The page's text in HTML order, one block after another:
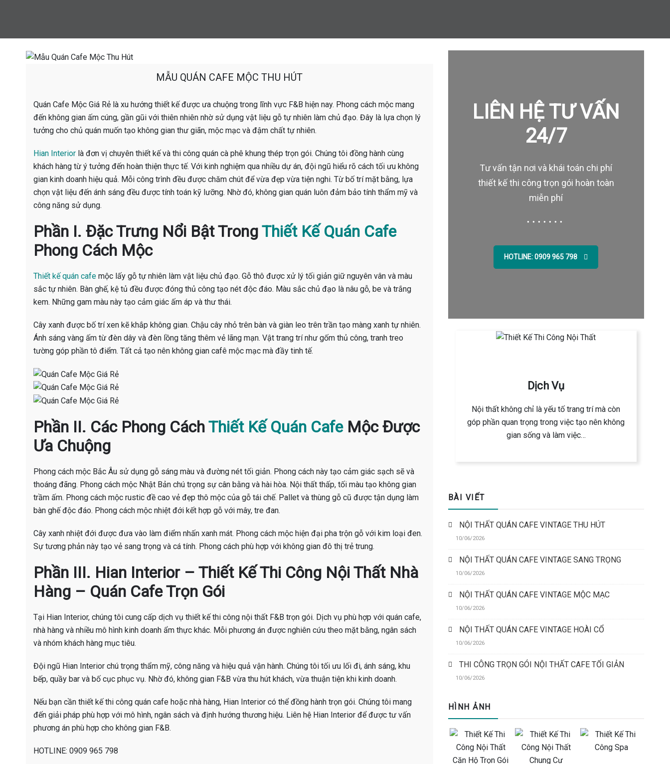
MẪU QUÁN CAFE MỘC THU HÚT
Quán Cafe Mộc Giá Rẻ là xu hướng thiết kế được ưa chuộng trong lĩnh vực F&B hiện nay. Phong cách mộc mang
đến không gian ấm cúng, gần gũi với thiên nhiên nhờ sử dụng vật liệu gỗ tự nhiên làm chủ đạo. Đây là lựa chọn lý
tưởng cho chủ quán muốn tạo không gian thư giãn, mộc mạc và đậm chất tự nhiên.
Hian Interior là đơn vị chuyên thiết kế và thi công quán cà phê khung thép trọn gói. Chúng tôi đồng hành cùng
khách hàng từ ý tưởng đến hoàn thiện thực tế. Với kinh nghiệm qua nhiều dự án, đội ngũ hiểu rõ cách tối ưu không
gian kinh doanh hiệu quả. Mỗi công trình đều được chăm chút để vừa đẹp vừa tiện nghi. Từ bố trí mặt bằng, lựa
chọn vật liệu đến ánh sáng đều được tính toán kỹ lưỡng. Nhờ đó, không gian quán luôn đảm bảo tính thẩm mỹ và
công năng sử dụng.
Phần I. Đặc Trưng Nổi Bật TrongThiết Kế Quán Cafe
Phong Cách Mộc
Thiết kế quán cafe mộc lấy gỗ tự nhiên làm vật liệu chủ đạo. Gỗ thô được xử lý tối giản giữ nguyên vân và màu
sắc tự nhiên. Bàn ghế, kệ tủ đều được đóng thủ công tạo nét độc đáo. Màu sắc chủ đạo là nâu gỗ, be và trắng
kem. Những gam màu này tạo cảm giác ấm áp và thư thái.
Cây xanh được bố trí xen kẽ khắp không gian. Chậu cây nhỏ trên bàn và giàn leo trên trần tạo màng xanh tự nhiên.
Ánh sáng vàng ấm từ đèn dây và đèn lồng tăng thêm vẻ lãng mạn. Vật trang trí như gốm thủ công, tranh treo
tường góp phần tô điểm. Tất cả tạo nên không gian cafê mộc mạc mà đầy tinh tế.
Phần II. Các Phong CáchThiết Kế Quán CafeMộc Được
Ưa Chuộng
Phong cách mộc Bắc Âu sử dụng gỗ sáng màu và đường nét tối giản. Phong cách này tạo cảm giác sạch sẽ và
thoáng đãng. Phong cách mộc Nhật Bản chú trọng sự cân bằng và hài hòa. Nội thất thấp, tối màu tạo không gian
trầm ấm. Phong cách mộc rustic đề cao vẻ đẹp thô mộc của gỗ tái chế. Pallet và thùng gỗ cũ được tận dụng làm
bàn ghế độc đáo. Phong cách mộc nhiệt đới kết hợp gỗ với mây, tre đan.
Cây xanh nhiệt đới được đưa vào làm điểm nhấn xanh mát. Phong cách mộc hiện đại pha trộn gỗ với kim loại đen.
Sự tương phản này tạo vẻ sang trọng và cá tính. Phong cách phù hợp với không gian đô thị trẻ trung.
Phần III. Hian Interior – Thiết Kế Thi Công Nội Thất Nhà
Hàng – Quán Cafe Trọn Gói
Tại Hian Interior, chúng tôi cung cấp dịch vụ thiết kế thi công nội thất F&B trọn gói. Dịch vụ phù hợp với quán cafe,
nhà hàng và nhiều mô hình kinh doanh ẩm thực khác. Mỗi phương án được nghiên cứu theo mặt bằng, ngân sách
và nhóm khách hàng mục tiêu.
Đội ngũ Hian Interior chú trọng thẩm mỹ, công năng và hiệu quả vận hành. Chúng tôi tối ưu lối đi, ánh sáng, khu
bếp, quầy bar và bố cục phục vụ. Nhờ đó, không gian F&B vừa thu hút khách, vừa thuận tiện khi kinh doanh.
Nếu bạn cần thiết kế thi công quán cafe hoặc nhà hàng, Hian Interior có thể đồng hành trọn gói. Chúng tôi mang
đến giải pháp phù hợp với mô hình, ngân sách và định hướng thương hiệu. Liên hệ Hian Interior để được tư vấn
phương án phù hợp cho không gian F&B.
HOTLINE: 0909 965 798
LIÊN HỆ TƯ VẤN
24/7
Tư vấn tận nơi và khái toán chi phí
thiết kế thi công trọn gói hoàn toàn
miễn phí
HOTLINE: 0909 965 798
Dịch Vụ
Nội thất không chỉ là yếu tố trang trí mà còn
góp phần quan trọng trong việc tạo nên không
gian sống và làm việc…
BÀI VIẾT
NỘI THẤT QUÁN CAFE VINTAGE THU HÚT
10/06/2026
NỘI THẤT QUÁN CAFE VINTAGE SANG TRỌNG
10/06/2026
NỘI THẤT QUÁN CAFE VINTAGE MỘC MẠC
10/06/2026
NỘI THẤT QUÁN CAFE VINTAGE HOÀI CỔ
10/06/2026
THI CÔNG TRỌN GÓI NỘI THẤT CAFE TỐI GIẢN
10/06/2026
HÌNH ẢNH